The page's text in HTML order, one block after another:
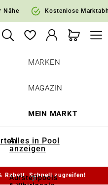
springen
Nähe Kostenlose
MARKEN
MAGAZIN
MEIN MARKT
Alles in Pool
anzeigen
Aufstellpools
Rabatt. Schnell zugreifen!